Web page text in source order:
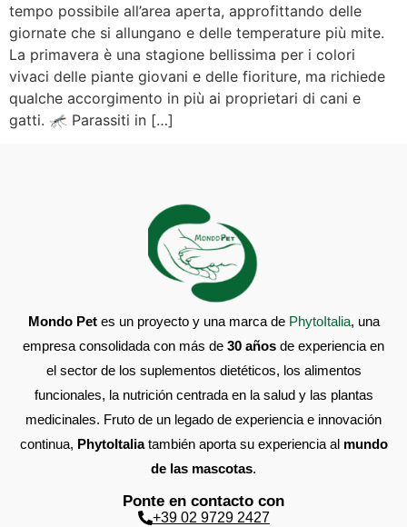
tempo possibile all’area aperta, approfittando delle
giornate che si allungano e delle temperature più mite.
La primavera è una stagione bellissima per i colori
vivaci delle piante giovani e delle fioriture, ma richiede
qualche accorgimento in più ai proprietari di cani e
gatti. 🦟 Parassiti in […]
Mondo Petes un proyecto y una marca de PhytoItalia, una
empresa consolidada con más de 30 años de experiencia en
el sector de los suplementos dietéticos, los alimentos
funcionales, la nutrición centrada en la salud y las plantas
medicinales. Fruto de un legado de experiencia e innovación
continua, PhytoItaliatambién aporta su experiencia al mundo
de las mascotas.
Ponte en contacto con
+39 02 9729 2427